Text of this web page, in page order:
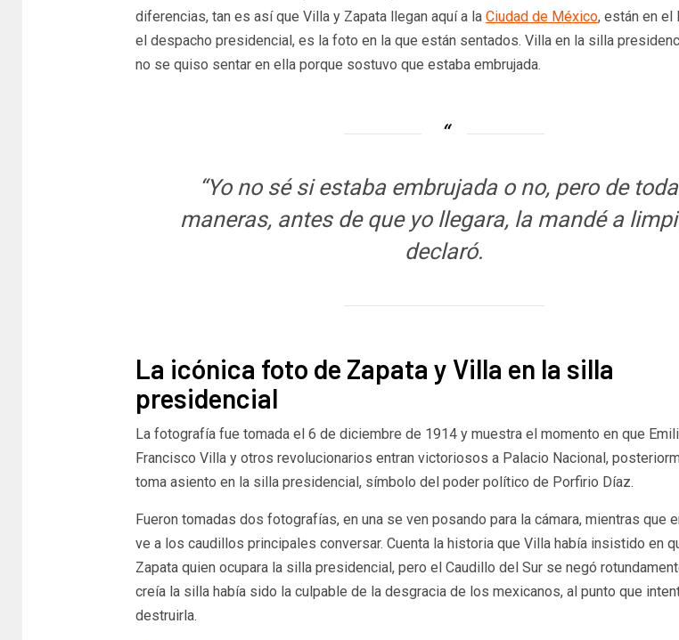
diferencias, tan es así que Villa y Zapata llegan aquí a la Ciudad de México, están en el
el despacho presidencial, es la foto en la que están sentados. Villa en la silla
no se quiso sentar en ella porque sostuvo que estaba embrujada.
“Yo no sé si estaba embrujada o no, pero de
maneras, antes de que yo llegara, la mandé a
declaró.
La icónica foto de Zapata y Villa en la silla
presidencial
La fotografía fue tomada el 6 de diciembre de 1914 y muestra el momento en que
Francisco Villa y otros revolucionarios entran victoriosos a Palacio Nacional,
toma asiento en la silla presidencial, símbolo del poder político de Porfirio Díaz.
Fueron tomadas dos fotografías, en una se ven posando para la cámara, mientras que
ve a los caudillos principales conversar. Cuenta la historia que Villa había insistido en
Zapata quien ocupara la silla presidencial, pero el Caudillo del Sur se negó
creía la silla había sido la culpable de la desgracia de los mexicanos, al punto que
destruirla.